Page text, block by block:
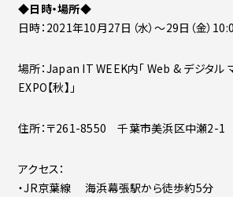
◆日時・場所◆
日時：2021年10月27日（水）～29日（金）
場所：Japan IT WEEK内「 Web & デジタル
EXPO【秋】」
住所：〒261-8550 千葉市美浜区中瀬2-1
アクセス：
・JR京葉線 海浜幕張駅から徒歩約5分